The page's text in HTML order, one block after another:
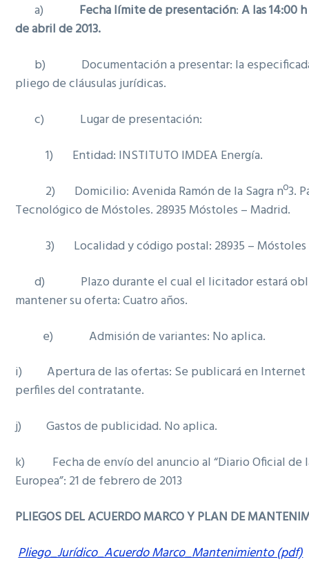
a) Fecha límite de presentación:A las 14:00
de abril de 2013.
b) Documentación a presentar: la
pliego de cláusulas jurídicas.
c) Lugar de presentación:
1) Entidad: INSTITUTO IMDEA Energía.
2) Domicilio: Avenida Ramón de la Sagra nº3.
Tecnológico de Móstoles. 28935 Móstoles – Madrid.
3) Localidad y código postal: 28935 – Móstoles
d) Plazo durante el cual el licitador estará
mantener su oferta: Cuatro años.
e) Admisión de variantes: No aplica.
i) Apertura de las ofertas: Se publicará en Internet
perfiles del contratante.
j) Gastos de publicidad. No aplica.
k) Fecha de envío del anuncio al “Diario Oficial de
Europea”: 21 de febrero de 2013
PLIEGOS DEL ACUERDO MARCO Y PLAN DE
Pliego_Jurídico_Acuerdo Marco_Mantenimiento (pdf)